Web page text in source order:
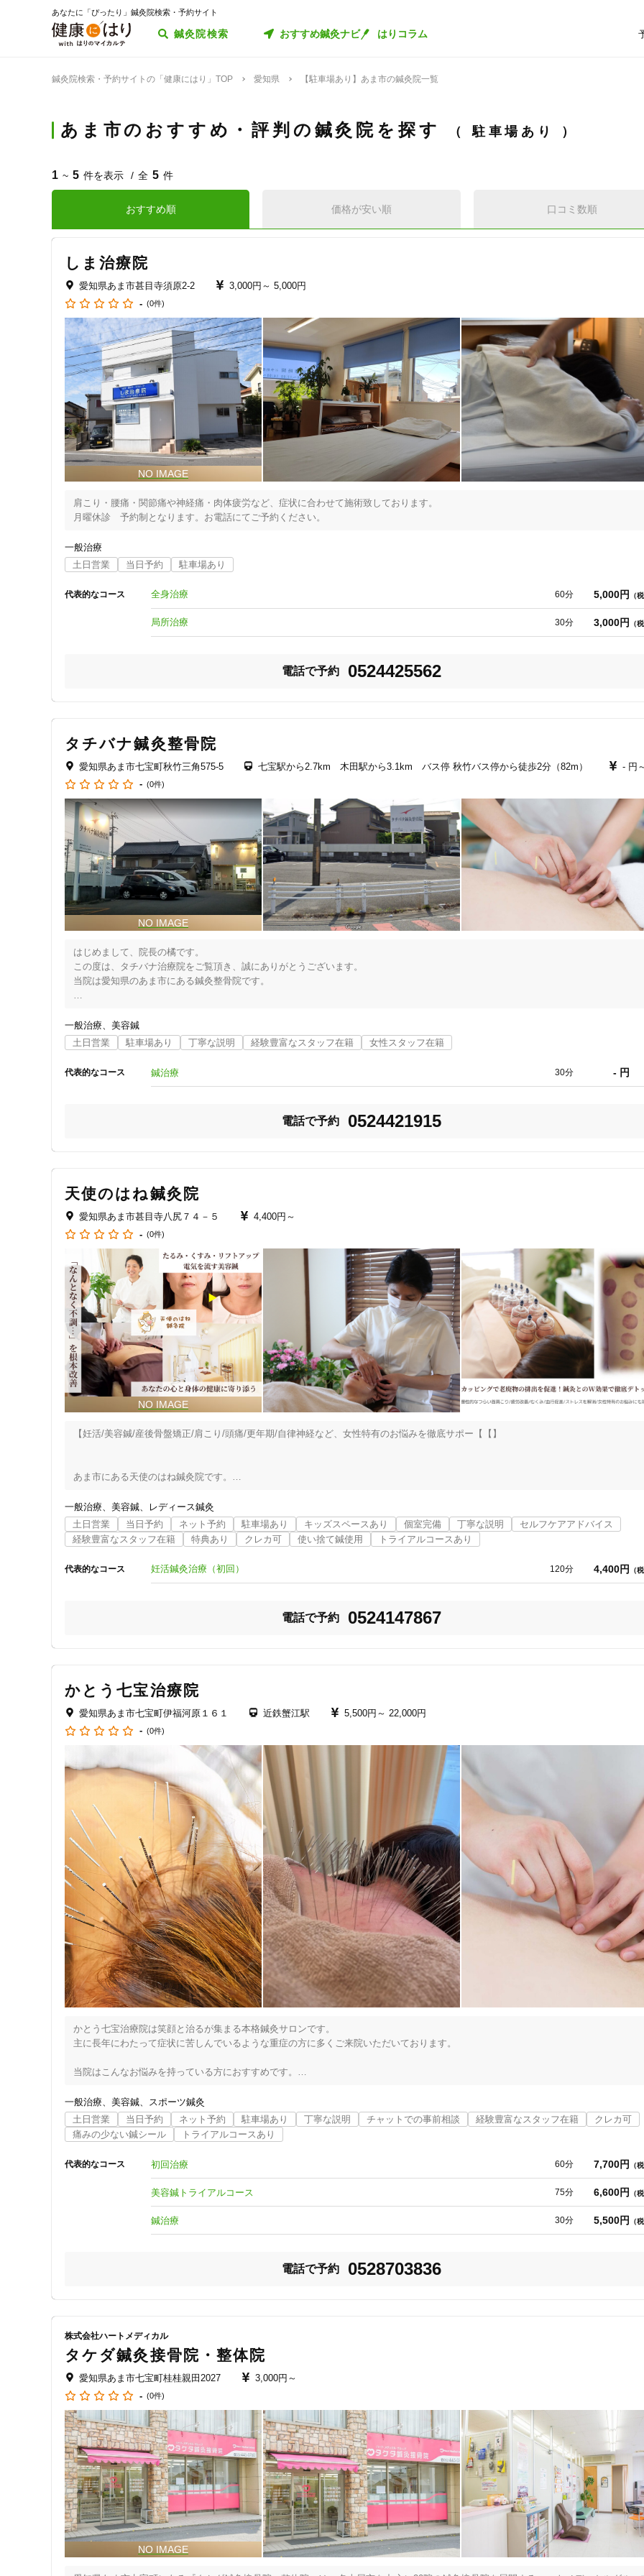
あなたに「ぴったり」鍼灸院検索・予約サイト
鍼灸院検索 おすすめ鍼灸ナビ はりコラム
鍼灸院検索・予約サイトの「健康にはり」TOP 愛知県 【駐車場あり】あま市の鍼灸院一覧
あま市のおすすめ・評判の鍼灸院を探す 駐車場あり
住所
ジャンル
一般治療 美容鍼 スポーツ鍼灸 レディ
特徴・キーワード
受付時間の特徴
通院手段の特徴
駐車場あり 駅近 往療あり
設備の特徴
接客・サービスの特徴
チャットでの事前相談
施術の特徴
痛みの少ない鍼シール 使い捨て鍼使用 トライアルコースあり
支払いに関する特徴
特典あり 保険適用の相談可 地域支援クーポン可
クレカ可
キーワード
1 ~ 5 件を表示 全 5 件
おすすめ順 価格が安い順 口コミ数順
しま治療院
愛知県あま市甚目寺須原2-2 3,000円～ 5,000円
- (0件)
肩こり・腰痛・関節痛や神経痛・肉体疲労など、症状に合わせて施術致しております。
月曜休診　予約制となります。お電話にてご予約ください。
一般治療
土日営業
当日予約 駐車場あり
代表的なコース 全身治療 60分 5,000円 （
局所治療 30分 3,000円 （
電話で予約 0524425562
タチバナ鍼灸整骨院
愛知県あま市七宝町秋竹三角575-5 七宝駅から2.7km 木田駅から3.1km バス停 秋竹バス停から徒歩2分（82m）
- 円
- (0件)
はじめまして、院長の橘です。
この度は、タチバナ治療院をご覧頂き、誠にありがとうございます。
当院は愛知県のあま市にある鍼灸整骨院です。
なんとなく肩が重い、なんとなく背中が痛い、各症状が出ていも、気のせいにしてがまんしてしまっている方もたくさんいらっしゃい
す。
身体の痛みは、パソコン業務などの職業病の場合もありますが、身体のゆがみや生活習慣など、お一人お一人原因は様々です。
当院では、できるだけ早くお客様の痛みなどのお悩みを解消することを第一としながら、再び痛みが出ないように、身体のゆがみを改
その時その時で、お客様のお身体の状態や、症状についておうかがいし、最適な施術をいたします。
一般治療
美容鍼
土日営業
駐車場あり 丁寧な説明 経験豊富なスタッフ在籍 女性スタッフ在籍
代表的なコース 鍼治療 30分 - 円
電話で予約 0524421915
天使のはね鍼灸院
愛知県あま市甚目寺八尻７４－５
4,400円～
- (0件)
【妊活/美容鍼/産後骨盤矯正/肩こり/頭痛/更年期/自律神経など、女性特有のお悩みを徹底サポー【【】
あま市にある天使のはね鍼灸院です。
「病院では異常がないのに体調がすぐれない」
「毎月の生理がしんどい」
「イライラや不安感が抜けない」
「肩こりや頭痛がひどくて眠れない」
当院では、妊活・美容鍼・産後骨盤矯正を中心に、心と身体を整える女性専門の鍼灸整体を提供しています。
なかなか授からず悩んでいる方へ。
冷え・ストレス・自律神経の乱れを整え、ホルモンのバランスを自然にサポート。
タイミング法や病院治療と併用しながら「妊娠しやすい体」をめざします。
40代の妊活サポート実績もあり、安心してご相談いただけます。
「やれることは全部やってみたい！」という
あなたの想いに寄り添います。
まずはお気軽にご相談ください。
■ 美容鍼：肌トラブルの根本にアプローチ
年齢とともに気になる、たるみ・しわ・くすみ・肌荒れ。
当院の美容鍼は、お顔だけでなく体全体から調整することで、肌の内側からハリ・透明感を引き出します。
さらに電気を流すことによって、表情筋に働きかけ「たるみ」を改善致します。
「肌だけでなく、心も体も軽くなった」との声も多数。
翌朝の肌の変化を、ぜひご自身で体感してみてください。
ひとりでがんばりすぎていませんか？
あなたの不調は、「気のせい」でも「年齢のせい」でもありません。
当院は、丁寧なカウンセリングとオーダーメイド施術で、あなたの悩みにとことん寄り添います。
「なんとなく不調」から抜け出し、「本来の自分」を取り戻す一歩を、ここから始めてみませんか？
一般治療 美容鍼
レディース鍼灸
土日営業
当日予約 ネット予約 駐車場あり キッズスペースあり 個室完備 丁寧な説明
セルフケアアドバイス
経験豊富なスタッフ在籍
特典あり クレカ可 使い捨て鍼使用 トライアルコースあり
代表的なコース 妊活鍼灸治療（初回） 120分 4,400円 （
電話で予約 0524147867
かとう七宝治療院
愛知県あま市七宝町伊福河原１６１ 近鉄蟹江駅 5,500円～ 22,000円
- (0件)
かとう七宝治療院は笑顔と治るが集まる本格鍼灸サロンです。
主に長年にわたって症状に苦しんでいるような重症の方に多くご来院いただいております。
当院はこんなお悩みを持っている方におすすめです。
・根本から治していきたい
・検査しても原因がわからない症状に悩まされている
・出来るだけ病院や薬に頼りたくない
来院された多くの患者さまから「もっと早く来ればよかった」「こんな風に良くなるなんて思わなかった」とたくさんのお喜びの声を
いております。
少し楽になればいいなぁなんて半分諦めた気持ちは持たないで、ぜひ一度当院にご来院ください。
一般治療 美容鍼
スポーツ鍼灸
土日営業
当日予約 ネット予約 駐車場あり 丁寧な説明 チャットでの事前相談 経験豊富なスタッフ在籍
クレカ可
痛みの少ない鍼シール
トライアルコースあり
代表的なコース 初回治療 60分 7,700円 （
美容鍼トライアルコース 75分 6,600円 （
鍼治療 30分 5,500円 （
電話で予約 0528703836
株式会社ハートメディカル
タケダ鍼灸接骨院・整体院
愛知県あま市七宝町桂桂親田2027
3,000円～
- (0件)
「健康にはりを見た」